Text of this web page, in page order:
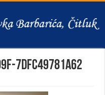
7dfc49781a62